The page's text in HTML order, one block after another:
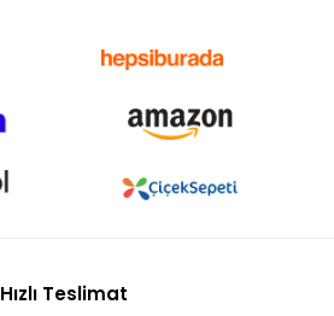
Hızlı Teslimat